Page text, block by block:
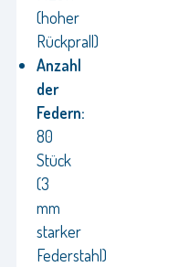
(hoher
Rückprall)
Anzahl
der
Federn:
80
Stück
(3
mm
starker
Federstahl)